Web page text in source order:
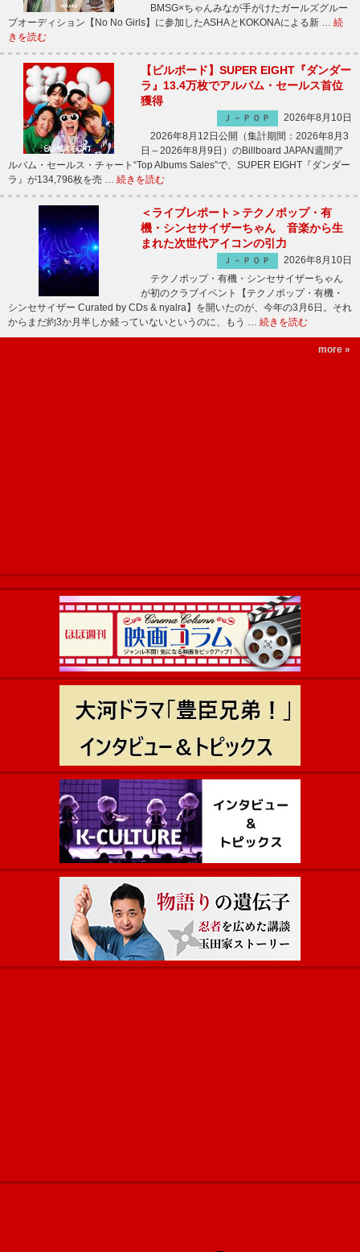
BMSG×ちゃんみなが手がけたガールズグルー
プオーディション【No No Girls】に参加したASHAとKOKONAによる新 … 続
きを読む
【ビルボード】SUPER EIGHT『ダンダー
ラ』13.4万枚でアルバム・セールス首位
獲得
Ｊ－ＰＯＰ
2026年8月10日
2026年8月12日公開（集計期間：2026年8月3
日～2026年8月9日）のBillboard JAPAN週間ア
ルバム・セールス・チャート“Top Albums Sales”で、SUPER EIGHT『ダンダー
ラ』が134,796枚を売 … 続きを読む
＜ライブレポート＞テクノポップ・有
機・シンセサイザーちゃん 音楽から生
まれた次世代アイコンの引力
Ｊ－ＰＯＰ
2026年8月10日
テクノポップ・有機・シンセサイザーちゃん
が初のクラブイベント【テクノポップ・有機・
シンセサイザー Curated by CDs & nyalra】を開いたのが、今年の3月6日。それ
からまだ約3か月半しか経っていないというのに、もう … 続きを読む
more »